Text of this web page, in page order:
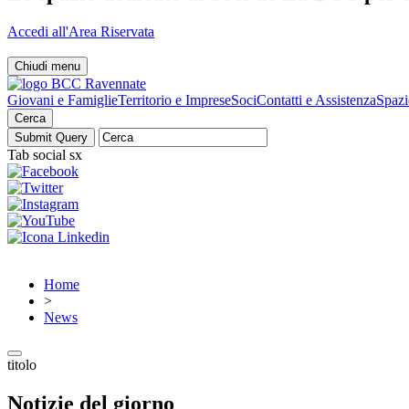
Accedi all'Area Riservata
Chiudi menu
Giovani e FamiglieTerritorio e ImpreseSociContatti e Assistenza
Cerca
Tab social sx
Home
>
News
titolo
Notizie del giorno